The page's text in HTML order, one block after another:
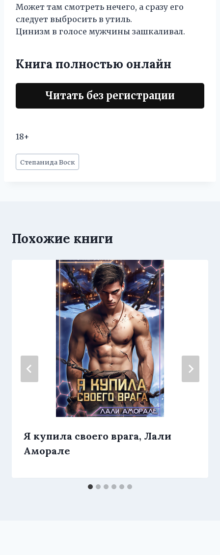
Может там смотреть нечего, а сразу его
следует выбросить в утиль.
Цинизм в голосе мужчины зашкаливал.
Книга полностью онлайн
Читать без регистрации
18+
Метки
записи:
Степанида Воск
Похожие книги
Я купила своего врага, Лали
Аморале